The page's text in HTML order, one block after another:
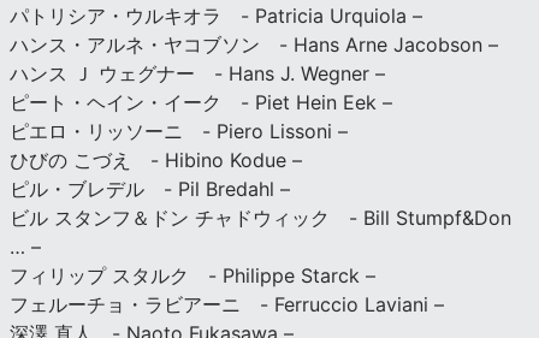
パトリシア・ウルキオラ - Patricia Urquiola –
ハンス・アルネ・ヤコブソン - Hans Arne Jacobson –
ハンス Ｊ ウェグナー - Hans J. Wegner –
ピート・ヘイン・イーク - Piet Hein Eek –
ピエロ・リッソーニ - Piero Lissoni –
ひびの こづえ - Hibino Kodue –
ピル・ブレデル - Pil Bredahl –
ビル スタンフ＆ドン チャドウィック - Bill Stumpf&Don
… –
フィリップ スタルク - Philippe Starck –
フェルーチョ・ラビアーニ - Ferruccio Laviani –
深澤 直人 - Naoto Fukasawa –